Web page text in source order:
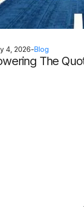
4, 2026-Blog
The